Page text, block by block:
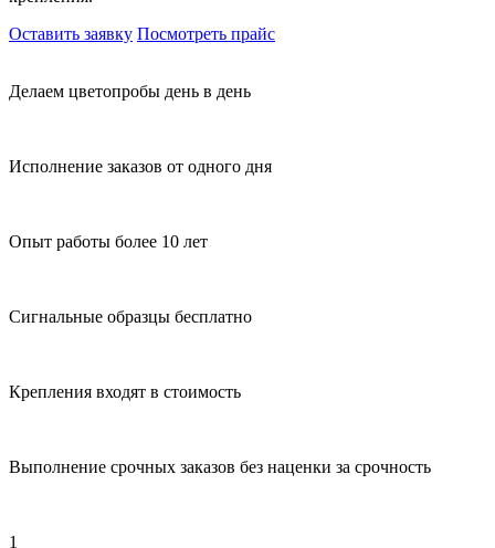
Оставить заявку Посмотреть прайс
Делаем цветопробы день в день
Исполнение заказов от одного дня
Опыт работы более 10 лет
Сигнальные образцы бесплатно
Крепления входят в стоимость
Выполнение срочных заказов без наценки за срочность
1